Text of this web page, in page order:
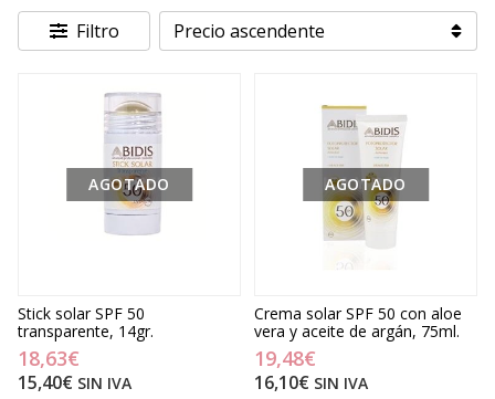
Filtro
AGOTADO
Stick solar SPF 50
transparente, 14gr.
18,63€
15,40€ SIN IVA
AGOTADO
Crema solar SPF 50 con aloe
vera y aceite de argán, 75ml.
19,48€
16,10€ SIN IVA